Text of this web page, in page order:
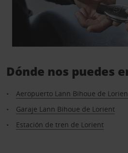
Dónde nos puedes
Aeropuerto Lann Bihoue de
Garaje Lann Bihoue de Lorient
Estación de tren de Lorient